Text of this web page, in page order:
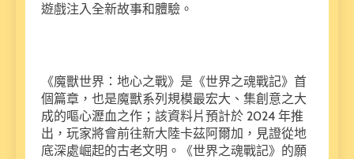
遊戲注入全新故事和體驗。
《魔獸世界：地心之戰》是《世界之魂戰記》首
個篇章，也是魔獸系列規模最宏大、集創意之大
成的嘔心瀝血之作；該資料片預計於 2024 年推
出，玩家將會前往新大陸卡茲阿爾加，見證從地
底深處崛起的古老文明。《世界之魂戰記》的願